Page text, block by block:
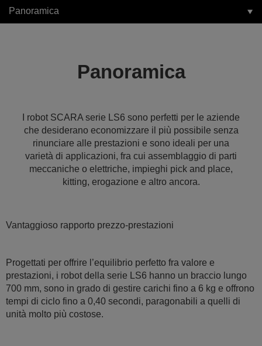
Panoramica
Panoramica
I robot SCARA serie LS6 sono perfetti per le aziende
che desiderano economizzare il più possibile senza
rinunciare alle prestazioni e sono ideali per una
varietà di applicazioni, fra cui assemblaggio di parti
meccaniche o elettriche, impieghi pick and place,
kitting, erogazione e altro ancora.
Vantaggioso rapporto prezzo-prestazioni
Progettati per offrire l’equilibrio perfetto fra valore e
prestazioni, i robot della serie LS6 hanno un braccio lungo
700 mm, sono in grado di gestire carichi fino a 6 kg e offrono
tempi di ciclo fino a 0,40 secondi, paragonabili a quelli di
unità molto più costose.